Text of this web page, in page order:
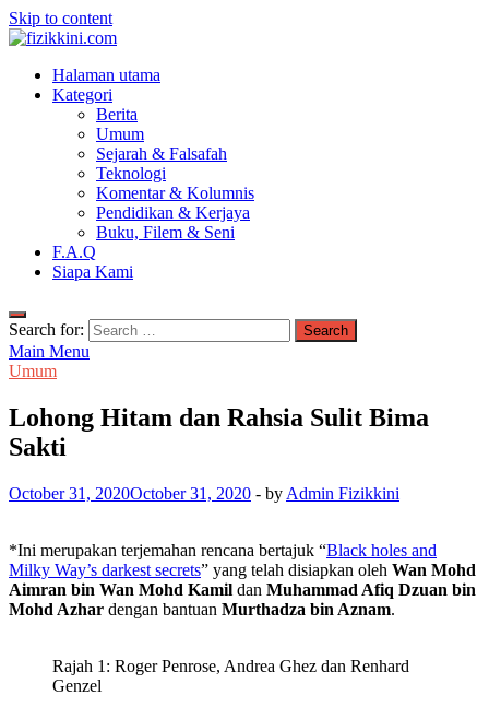
Skip to content
fizikkini.com
Segalanya tentang fizik
Halaman utama
Kategori
Berita
Umum
Sejarah & Falsafah
Teknologi
Komentar & Kolumnis
Pendidikan & Kerjaya
Buku, Filem & Seni
F.A.Q
Siapa Kami
Search for:
Main Menu
Umum
Lohong Hitam dan Rahsia Sulit Bima
Sakti
October 31, 2020October 31, 2020 - by Admin Fizikkini
*Ini merupakan terjemahan rencana bertajuk “Black holes and
Milky Way’s darkest secrets” yang telah disiapkan oleh Wan Mohd
Aimran bin Wan Mohd Kamil dan Muhammad Afiq Dzuan bin
Mohd Azhar dengan bantuan Murthadza bin Aznam.
Rajah 1: Roger Penrose, Andrea Ghez dan Renhard
Genzel